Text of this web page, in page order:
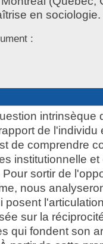
en sociologie.
:
intrinsèque
de l'individu
de comprendre
institutionnelle
sortir de
nous
posent
sur la
qui fondent son